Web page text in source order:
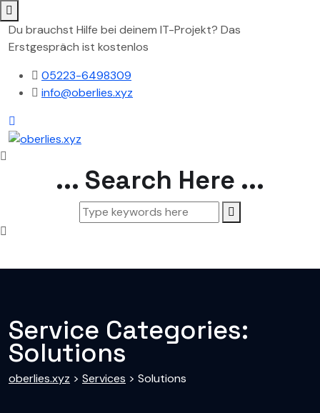
Du brauchst Hilfe bei deinem IT-Projekt? Das
Erstgespräch ist kostenlos
05223-6498309
info@oberlies.xyz
... Search Here ...
Service Categories:
Solutions
oberlies.xyz > Services > Solutions